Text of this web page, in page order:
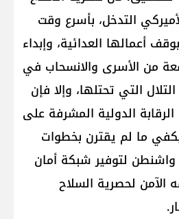
التدخل، بأسرع وقت
أعمالها العدائية، وإبداء
من الأسرى والانسحاب في
التي تحتلها، وإلا فإن
الدولية المشرفة على
ما لم يقترن بخطوات
لتوفير شبكة أمان
الآمن لحصرية السلاح